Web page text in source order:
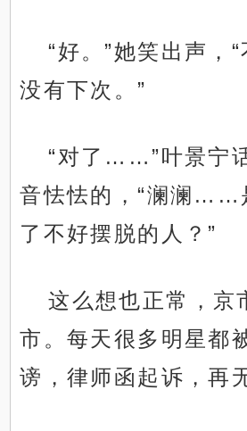
“好。”她笑出声，
没有下次。”
“对了……”叶景宁
音怯怯的，“澜澜……
了不好摆脱的人？”
这么想也正常，京
市。每天很多明星都
谤，律师函起诉，再